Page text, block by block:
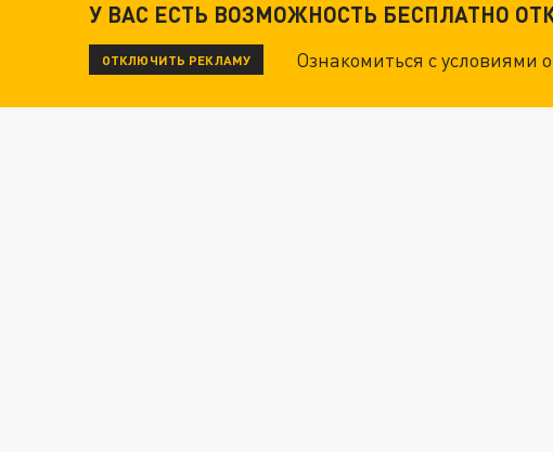
У ВАС ЕСТЬ ВОЗМОЖНОСТЬ БЕСПЛАТНО
ОТКЛЮЧИТЬ РЕКЛАМУ Ознакомиться с